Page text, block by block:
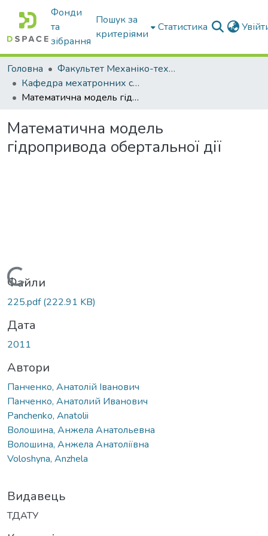
Фонди
та
зібрання
Пошук за
критеріями
Статистика
Головна
Факультет Механіко-технологічний
Кафедра мехатронних систем тракторів та сільскогосподарських машин
Математична модель гідропривода обертальної дії
Математична модель
гідропривода обертальної дії
Вантажиться...
Файли
225.pdf(222.91 KB)
Дата
2011
Автори
Панченко, Анатолій Іванович
Панченко, Анатолий Иванович
Panchenko, Anatolii
Волошина, Анжела Анатольевна
Волошина, Анжела Анатоліївна
Voloshyna, Anzhela
Видавець
ТДАТУ